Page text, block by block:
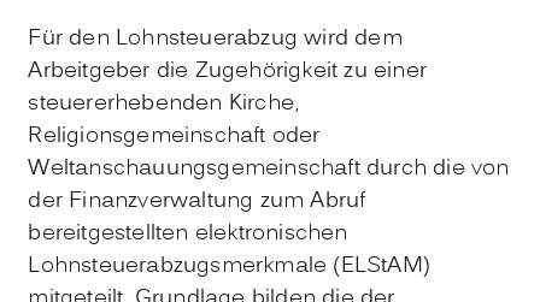
Für den Lohnsteuerabzug wird dem
Arbeitgeber die Zugehörigkeit zu einer
steuererhebenden Kirche,
Religionsgemeinschaft oder
Weltanschauungsgemeinschaft durch die von
der Finanzverwaltung zum Abruf
bereitgestellten elektronischen
Lohnsteuerabzugsmerkmale (ELStAM)